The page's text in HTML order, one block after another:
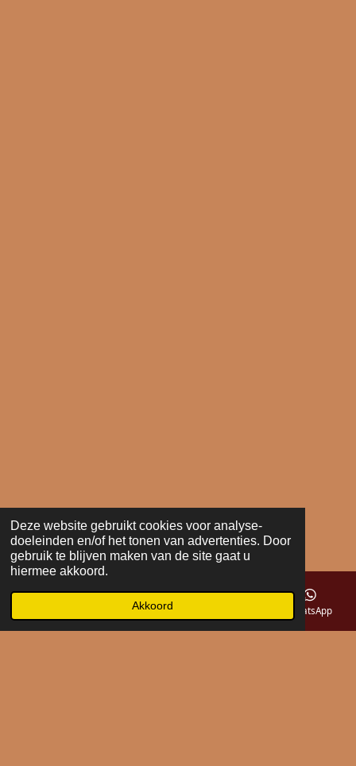
Deze website gebruikt cookies voor analyse-
doeleinden en/of het tonen van advertenties. Door
gebruik te blijven maken van de site gaat u
hiermee akkoord.
Akkoord
Telefoonnummer WhatsApp